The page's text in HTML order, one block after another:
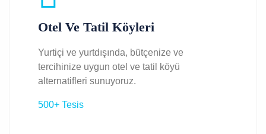
Otel Ve Tatil Köyleri
Yurtiçi ve yurtdışında, bütçenize ve
tercihinize uygun otel ve tatil köyü
alternatifleri sunuyoruz.
500+ Tesis